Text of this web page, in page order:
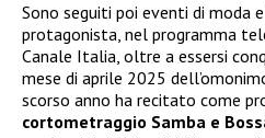
Sono seguiti poi eventi di moda
protagonista, nel programma
Canale Italia, oltre a essersi
mese di aprile 2025
scorso anno ha recitato come
cortometraggio Samba e